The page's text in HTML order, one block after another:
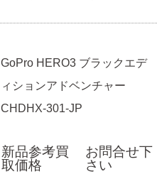
GoPro HERO3 ブラックエデ
ィションアドベンチャー
CHDHX-301-JP
新品参考買
取価格
お問合せ下
さい